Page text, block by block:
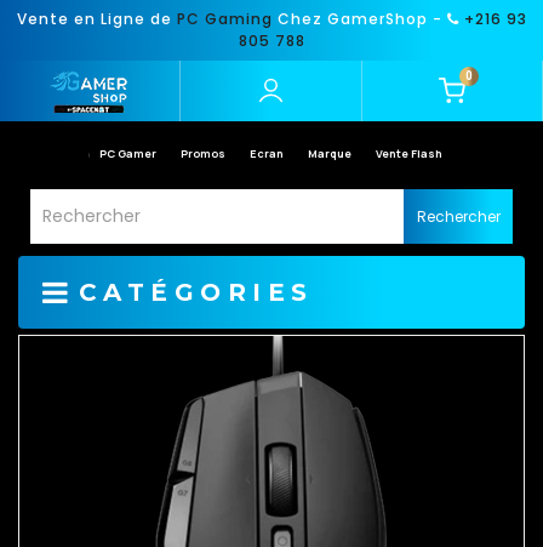
Vente en Ligne de PC Gaming Chez GamerShop -
+216 93
805 788
0
PC Gamer Promos Ecran Marque Vente Flash
Rechercher
CATÉGORIES